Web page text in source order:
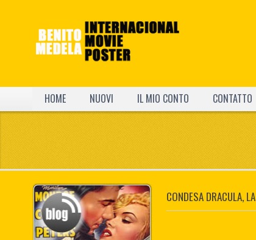
HOME NUOVI IL MIO CONTO CONTATTO
CONDESA DRACULA, LA